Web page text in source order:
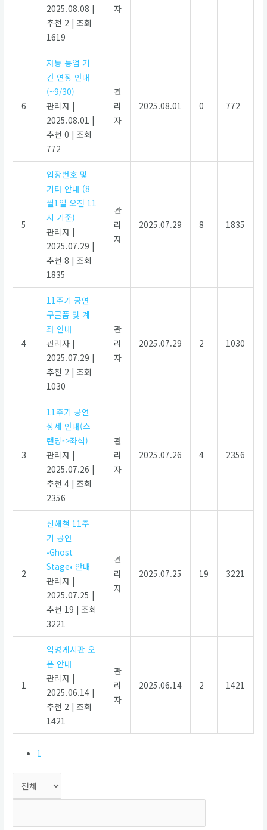
2025.08.08 |
추천 2 | 조회
1619
자
6
자동 등업 기
간 연장 안내
(~9/30)
관리자 |
2025.08.01 |
추천 0 | 조회
772
관
리
자
2025.08.01 0 772
5
입장번호 및
기타 안내 (8
월1일 오전 11
시 기준)
관리자 |
2025.07.29 |
추천 8 | 조회
1835
관
리
자
2025.07.29 8 1835
4
11주기 공연
구글폼 및 계
좌 안내
관리자 |
2025.07.29 |
추천 2 | 조회
1030
관
리
자
2025.07.29 2 1030
3
11주기 공연
상세 안내(스
탠딩->좌석)
관리자 |
2025.07.26 |
추천 4 | 조회
2356
관
리
자
2025.07.26 4 2356
2
신해철 11주
기 공연
•Ghost
Stage• 안내
관리자 |
2025.07.25 |
추천 19 | 조회
3221
관
리
자
2025.07.25 19 3221
1
익명게시판 오
픈 안내
관리자 |
2025.06.14 |
추천 2 | 조회
1421
관
리
자
2025.06.14 2 1421
1